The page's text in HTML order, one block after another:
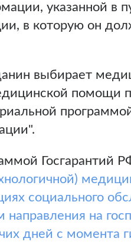
указанной в
в которую он
выбирает
Госгарантий
социального
на
дней с момента